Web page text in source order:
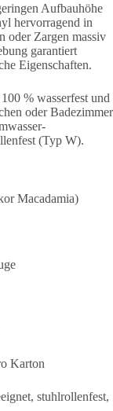
Aufbauhöhe
hervorragend in
oder Zargen massiv
garantiert
Eigenschaften.
% wasserfest und
oder Badezimmer
(Typ W).
Macadamia)
Karton
stuhlrollenfest,